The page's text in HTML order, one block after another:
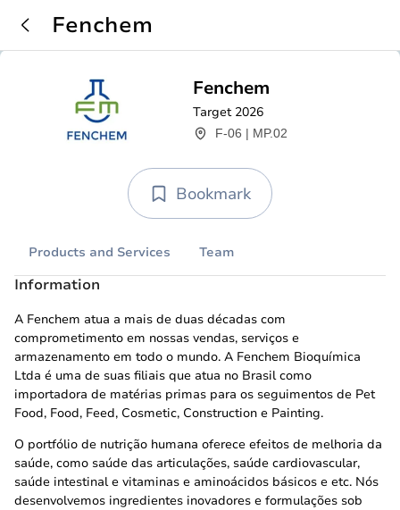
Fenchem
Fenchem
Target 2026
F-06 | MP.02
Bookmark
Products and Services Team
Information
A Fenchem atua a mais de duas décadas com
comprometimento em nossas vendas, serviços e
armazenamento em todo o mundo. A Fenchem Bioquímica
Ltda é uma de suas filiais que atua no Brasil como
importadora de matérias primas para os seguimentos de Pet
Food, Food, Feed, Cosmetic, Construction e Painting.
O portfólio de nutrição humana oferece efeitos de melhoria da
saúde, como saúde das articulações, saúde cardiovascular,
saúde intestinal e vitaminas e aminoácidos básicos e etc. Nós
desenvolvemos ingredientes inovadores e formulações sob